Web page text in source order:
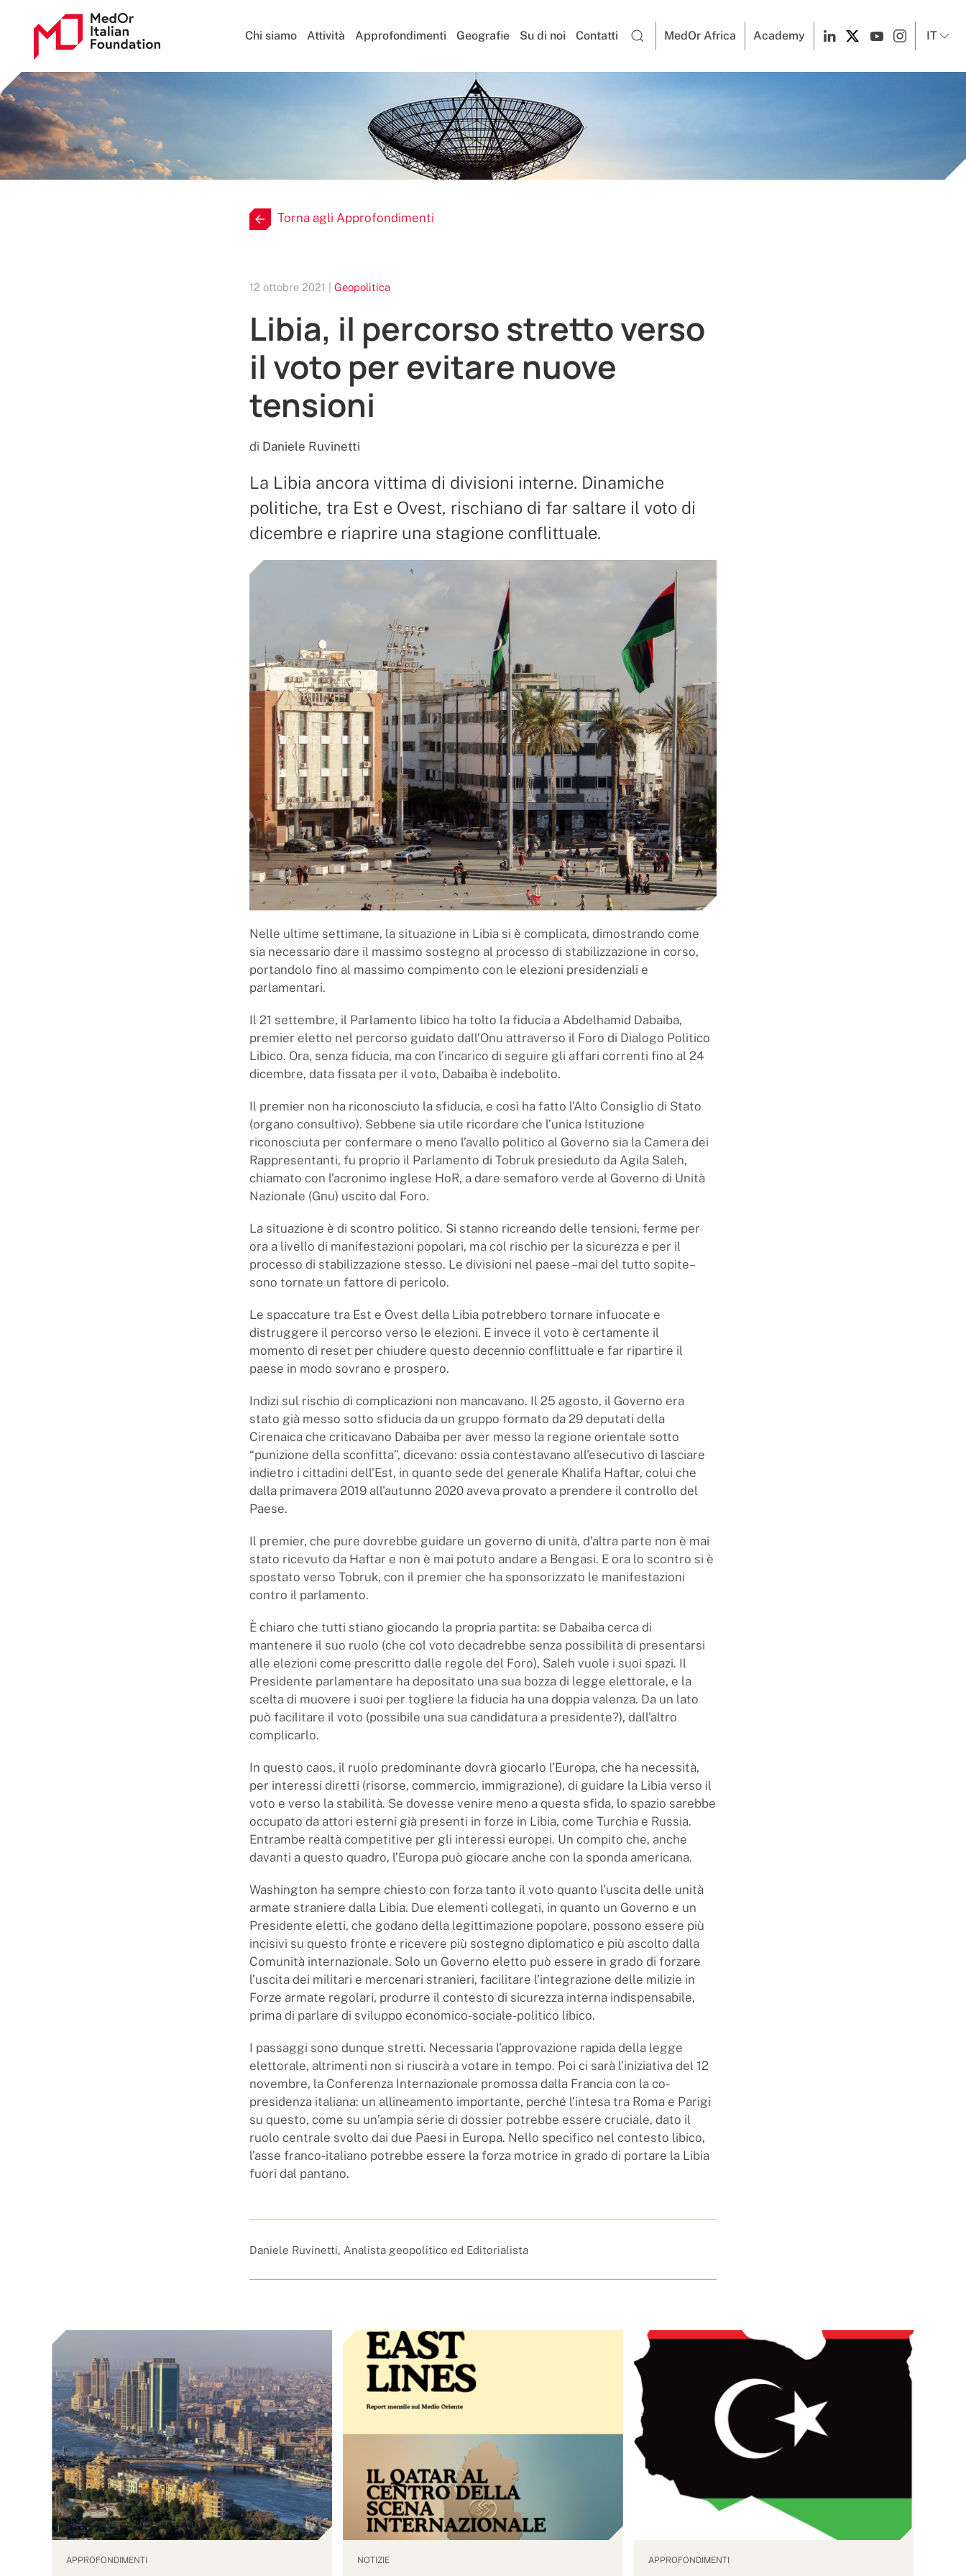
Chi siamo Attività Approfondimenti Geografie Su di noi Contatti MedOr Africa Academy IT
Torna agli Approfondimenti
12 ottobre 2021 | Geopolitica
Libia, il percorso stretto verso
il voto per evitare nuove
tensioni
di Daniele Ruvinetti
La Libia ancora vittima di divisioni interne. Dinamiche
politiche, tra Est e Ovest, rischiano di far saltare il voto di
dicembre e riaprire una stagione conflittuale.
Nelle ultime settimane, la situazione in Libia si è complicata, dimostrando come
sia necessario dare il massimo sostegno al processo di stabilizzazione in corso,
portandolo fino al massimo compimento con le elezioni presidenziali e
parlamentari.
Il 21 settembre, il Parlamento libico ha tolto la fiducia a Abdelhamid Dabaiba,
premier eletto nel percorso guidato dall’Onu attraverso il Foro di Dialogo Politico
Libico. Ora, senza fiducia, ma con l’incarico di seguire gli affari correnti fino al 24
dicembre, data fissata per il voto, Dabaiba è indebolito.
Il premier non ha riconosciuto la sfiducia, e così ha fatto l’Alto Consiglio di Stato
(organo consultivo). Sebbene sia utile ricordare che l’unica Istituzione
riconosciuta per confermare o meno l’avallo politico al Governo sia la Camera dei
Rappresentanti, fu proprio il Parlamento di Tobruk presieduto da Agila Saleh,
chiamato con l’acronimo inglese HoR, a dare semaforo verde al Governo di Unità
Nazionale (Gnu) uscito dal Foro.
La situazione è di scontro politico. Si stanno ricreando delle tensioni, ferme per
ora a livello di manifestazioni popolari, ma col rischio per la sicurezza e per il
processo di stabilizzazione stesso. Le divisioni nel paese –mai del tutto sopite–
sono tornate un fattore di pericolo.
Le spaccature tra Est e Ovest della Libia potrebbero tornare infuocate e
distruggere il percorso verso le elezioni. E invece il voto è certamente il
momento di reset per chiudere questo decennio conflittuale e far ripartire il
paese in modo sovrano e prospero.
Indizi sul rischio di complicazioni non mancavano. Il 25 agosto, il Governo era
stato già messo sotto sfiducia da un gruppo formato da 29 deputati della
Cirenaica che criticavano Dabaiba per aver messo la regione orientale sotto
“punizione della sconfitta”, dicevano: ossia contestavano all'esecutivo di lasciare
indietro i cittadini dell’Est, in quanto sede del generale Khalifa Haftar, colui che
dalla primavera 2019 all'autunno 2020 aveva provato a prendere il controllo del
Paese.
Il premier, che pure dovrebbe guidare un governo di unità, d’altra parte non è mai
stato ricevuto da Haftar e non è mai potuto andare a Bengasi. E ora lo scontro si è
spostato verso Tobruk, con il premier che ha sponsorizzato le manifestazioni
contro il parlamento.
È chiaro che tutti stiano giocando la propria partita: se Dabaiba cerca di
mantenere il suo ruolo (che col voto decadrebbe senza possibilità di presentarsi
alle elezioni come prescritto dalle regole del Foro), Saleh vuole i suoi spazi. Il
Presidente parlamentare ha depositato una sua bozza di legge elettorale, e la
scelta di muovere i suoi per togliere la fiducia ha una doppia valenza. Da un lato
può facilitare il voto (possibile una sua candidatura a presidente?), dall'altro
complicarlo.
In questo caos, il ruolo predominante dovrà giocarlo l’Europa, che ha necessità,
per interessi diretti (risorse, commercio, immigrazione), di guidare la Libia verso il
voto e verso la stabilità. Se dovesse venire meno a questa sfida, lo spazio sarebbe
occupato da attori esterni già presenti in forze in Libia, come Turchia e Russia.
Entrambe realtà competitive per gli interessi europei. Un compito che, anche
davanti a questo quadro, l’Europa può giocare anche con la sponda americana.
Washington ha sempre chiesto con forza tanto il voto quanto l’uscita delle unità
armate straniere dalla Libia. Due elementi collegati, in quanto un Governo e un
Presidente eletti, che godano della legittimazione popolare, possono essere più
incisivi su questo fronte e ricevere più sostegno diplomatico e più ascolto dalla
Comunità internazionale. Solo un Governo eletto può essere in grado di forzare
l’uscita dei militari e mercenari stranieri, facilitare l’integrazione delle milizie in
Forze armate regolari, produrre il contesto di sicurezza interna indispensabile,
prima di parlare di sviluppo economico-sociale-politico libico.
I passaggi sono dunque stretti. Necessaria l’approvazione rapida della legge
elettorale, altrimenti non si riuscirà a votare in tempo. Poi ci sarà l’iniziativa del 12
novembre, la Conferenza Internazionale promossa dalla Francia con la co-
presidenza italiana: un allineamento importante, perché l’intesa tra Roma e Parigi
su questo, come su un’ampia serie di dossier potrebbe essere cruciale, dato il
ruolo centrale svolto dai due Paesi in Europa. Nello specifico nel contesto libico,
l’asse franco-italiano potrebbe essere la forza motrice in grado di portare la Libia
fuori dal pantano.
Daniele Ruvinetti, Analista geopolitico ed Editorialista
APPROFONDIMENTI NOTIZIE APPROFONDIMENTI